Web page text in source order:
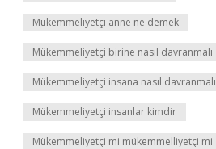
Mükemmeliyetçi anne ne demek
Mükemmeliyetçi birine nasıl davranmalı
Mükemmeliyetçi insana nasıl davranmalı
Mükemmeliyetçi insanlar kimdir
Mükemmeliyetçi mi mükemmelliyetçi mi